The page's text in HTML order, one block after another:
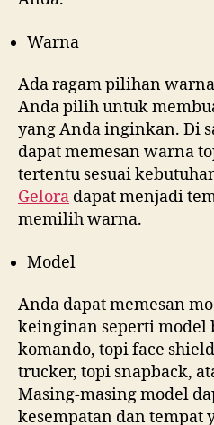
Warna
Ada ragam pilihan
Anda pilih untuk
yang Anda inginkan. Di
dapat memesan warna
tertentu sesuai
Gelora dapat menjadi
memilih warna.
Model
Anda dapat memesan
keinginan seperti model
komando, topi face
trucker, topi snapback,
Masing-masing model
kesempatan dan tempat